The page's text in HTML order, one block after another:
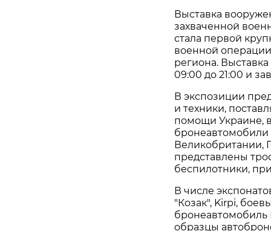
Выставка
захваченной
стала первой
военной
региона.
09:00 до 21:00 и
В экспозиции
и техники,
помощи Украине,
Великобритании,
представлены
беспилотники,
В числе
"Козак", Kirpi,
бронеавтомобиль
образцы